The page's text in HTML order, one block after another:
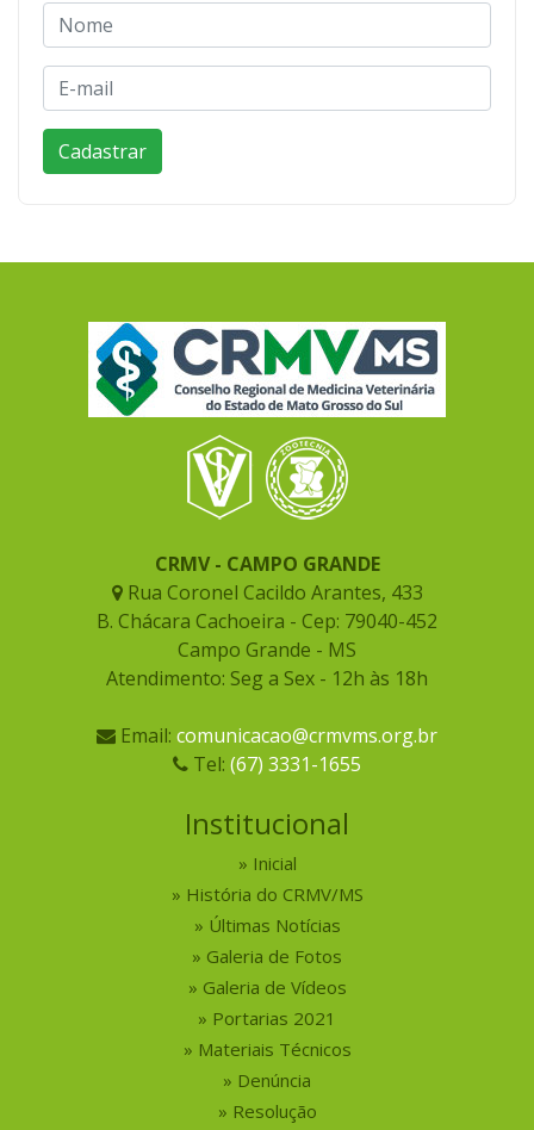
CRMV - CAMPO GRANDE
Rua Coronel Cacildo Arantes, 433
B. Chácara Cachoeira - Cep: 79040-452
Campo Grande - MS
Atendimento: Seg a Sex - 12h às 18h
Email: comunicacao@crmvms.org.br
Tel: (67) 3331-1655
Institucional
Inicial
História do CRMV/MS
Últimas Notícias
Galeria de Fotos
Galeria de Vídeos
Portarias 2021
Materiais Técnicos
Denúncia
Resolução